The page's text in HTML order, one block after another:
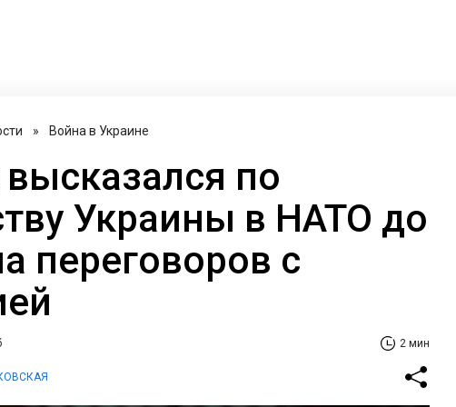
» Война в Украине
по
Украины в НАТО до
переговоров с
2 мин